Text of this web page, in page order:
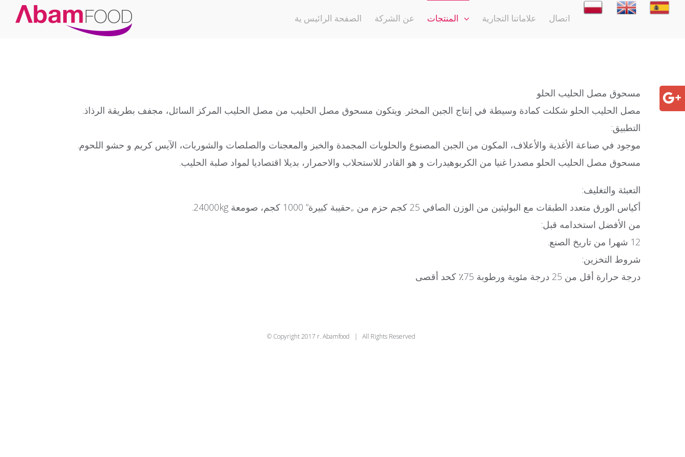
الصفحة الرائيس ية عن الشركة المنتجات علاماتنا التجارية اتصال
مسحوق مصل الحليب الحلو
مصل الحليب الحلو شكلت كمادة وسيطة في إنتاج الجبن المخثر. ويتكون مسحوق مصل الحليب من مصل الحليب المركز السائل، مجفف بطريقة الرذاذ.
التطبيق:
موجود في صناعة الأغذية والأعلاف، المكون من الجبن المصنوع والحلويات المجمدة والخبز والمعجنات والصلصات والشوربات، الآيس كريم و حشو اللحوم.
مسحوق مصل الحليب الحلو مصدرا غنيا من الكربوهيدرات و هو القادر للاستحلاب والاحمرار، بديلا اقتصاديا لمواد صلبة الحليب.
التعبئة والتغليف:
أكياس الورق متعدد الطبقات مع البوليثين من الوزن الصافي 25 كجم حزم من „حقيبة كبيرة” 1000 كجم، صومعة 24000kg.
من الأفضل استخدامه قبل:
12 شهرا من تاريخ الصنع.
شروط التخزين:
درجة حرارة أقل من 25 درجة مئوية ورطوبة 75٪ كحد أقصى
© Copyright 2017 r. Abamfood | All Rights Reserved